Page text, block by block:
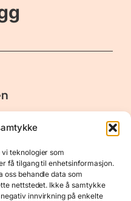
teknologier som
få tilgang til enhetsinformasjon.
behandle data som
nettstedet. Ikke å samtykke
innvirkning på enkelte
å dele våre opplevelser og
- og restauranter,
data, film og bøker m.m.
Resurser
Personvernerklæring